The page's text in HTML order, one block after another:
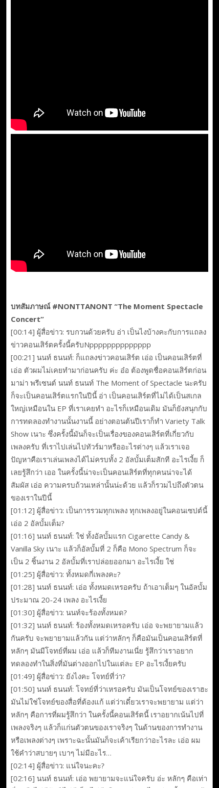
บทสัมภาษณ์ #NONTTANONT “The Moment Spectacle
Concert”
[00:14] ผู้สื่อข่าว: รบกวนด้วยครับ อ่า เป็นไงบ้างคะกับการแถลง
ข่าวคอนเสิร์ตครั้งนี้ครับNpppppppppppppp
[00:21] นนท์ ธนนท์: ก็แถลงข่าวคอนเสิร์ต เอ่อ เป็นคอนเสิร์ตที่
เอ่อ ตัวผมไม่เคยทำมาก่อนครับ ค่ะ อ๋อ ต้องพูดชื่อคอนเสิร์ตก่อน
มาม่า พรีเซนต์ นนท์ ธนนท์ The Moment of Spectacle นะครับ
ก็จะเป็นคอนเสิร์ตแรกในปีนี้ อ่า เป็นคอนเสิร์ตที่ไม่ได้เป็นสเกล
ใหญ่เหมือนใน EP ที่เราเคยทำ อะไรก็เหมือนเดิม มันก็ยังสนุกกับ
การทดลองทำงานนั้นงานนี้ อย่างตอนต้นปีเราก็ทำ Variety Talk
Show เนาะ ซึ่งครั้งนี้มันก็จะเป็นเรื่องของคอนเสิร์ตที่เกี่ยวกับ
เพลงครับ ที่เราไปเล่นไปทัวร์มาหรืออะไรต่างๆ แล้วเราเจอ
ปัญหาคือเราเล่นเพลงได้ไม่ครบทั้ง 2 อัลบั้มเต็มสักที อะไรเงี้ย ก็
เลยรู้สึกว่า เออ ในครั้งนี้น่าจะเป็นคอนเสิร์ตที่ทุกคนน่าจะได้
สัมผัส เอ่อ ความครบถ้วนเหล่านั้นน่ะด้วย แล้วก็รวมไปถึงตัวตน
ของเราในปีนี้
[01:12] ผู้สื่อข่าว: เป็นการรวมทุกเพลง ทุกเพลงอยู่ในคอนเซปต์นี้
เอ่อ 2 อัลบั้มเต็ม?
[01:16] นนท์ ธนนท์: ใช่ ทั้งอัลบั้มแรก Cigarette Candy &
Vanilla Sky เนาะ แล้วก็อัลบั้มที่ 2 ก็คือ Mono Spectrum ก็จะ
เป็น 2 ชิ้นงาน 2 อัลบั้มที่เราปล่อยออกมา อะไรเงี้ย ใช่
[01:25] ผู้สื่อข่าว: ทั้งหมดกี่เพลงคะ?
[01:28] นนท์ ธนนท์: เอ่อ ทั้งหมดเหรอครับ ถ้าเอาเต็มๆ ในอัลบั้ม
ประมาณ 20-24 เพลง อะไรเงี้ย
[01:30] ผู้สื่อข่าว: นนท์จะร้องทั้งหมด?
[01:32] นนท์ ธนนท์: ร้องทั้งหมดเหรอครับ เอ่อ จะพยายามแล้ว
กันครับ จะพยายามแล้วกัน แต่ว่าหลักๆ ก็คือมันเป็นคอนเสิร์ตที่
หลักๆ มันมีโจทย์ที่ผม เอ่อ แล้วก็ทีมงานเนี่ย รู้สึกว่าเราอยาก
ทดลองทำในสิ่งที่มันต่างออกไปในแต่ละ EP อะไรเงี้ยครับ
[01:49] ผู้สื่อข่าว: ยังไงคะ โจทย์ที่ว่า?
[01:50] นนท์ ธนนท์: โจทย์ที่ว่าเหรอครับ มันเป็นโจทย์ของเราฮะ
มันไม่ใช่โจทย์ของสื่อที่ต้องแก้ แต่ว่าเดี๋ยวเราจะพยายาม แต่ว่า
หลักๆ คือการที่ผมรู้สึกว่า ในครั้งนี้คอนเสิร์ตนี้ เราอยากเน้นไปที่
เพลงจริงๆ แล้วก็แก่นตัวตนของเราจริงๆ ในด้านของการทำงาน
หรือเพลงต่างๆ เพราะฉะนั้นมันก็จะเค้าเรียกว่าอะไรละ เอ่อ ผม
ใช้คำว่าสบายๆ เบาๆ ไม่มีอะไร…
[02:14] ผู้สื่อข่าว: แน่ใจนะคะ?
[02:16] นนท์ ธนนท์: เอ่อ พยายามจะแน่ใจครับ อ่ะ หลักๆ คือเท่า